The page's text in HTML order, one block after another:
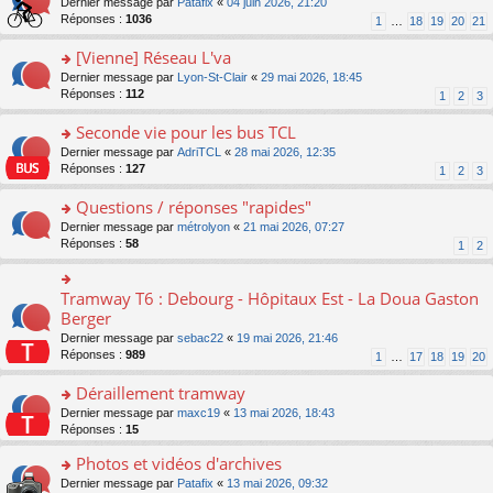
nt
s
ré
e
nt
n
lu
le
pl
u
s
ré
e
nt
e
n
o
n
lu
le
pl
u
s
ré
c
nt
e
s
s
a
g
e
n
lu
le
pl
u
s
ré
nt
n
s
ult
er
le
m
e
s
s
a
g
n
o
n
lu
le
u
s
ré
nt
Réponses : 1036 1 18 19 20 21
o
n
s
ult
er
le
m
e
s
s
a
g
e
n
o
n
lu
le
pl
u
s
ré
c
nt
[Vienne] Réseau L'va
Dernier message par Lyon-St-Clair « 29 mai 2026, 18:45
Réponses : 112 1 2 3
o
n
s
ult
er
le
m
e
s
a
g
e
n
lu
le
pl
u
s
Seconde vie pour les bus TCL
Dernier message par AdriTCL « 28 mai 2026, 12:35
Réponses : 127 1 2 3
o
n
s
ult
er
le
m
e
s
s
a
g
e
n
o
n
Questions / réponses "rapides"
Dernier message par métrolyon « 21 mai 2026, 07:27
Réponses : 58 1 2
o
n
ult
er
le
m
e
s
s
a
g
Tramway T6 : Debourg - Hôpitaux Est - La Doua Gaston
Berger
Dernier message par sebac22 « 19 mai 2026, 21:46
Réponses : 989 1 17 18 19 20
o
n
s
ult
er
Déraillement tramway
Dernier message par maxc19 « 13 mai 2026, 18:43
Réponses : 15
o
Photos et vidéos d'archives
Dernier message par Patafix « 13 mai 2026, 09:32